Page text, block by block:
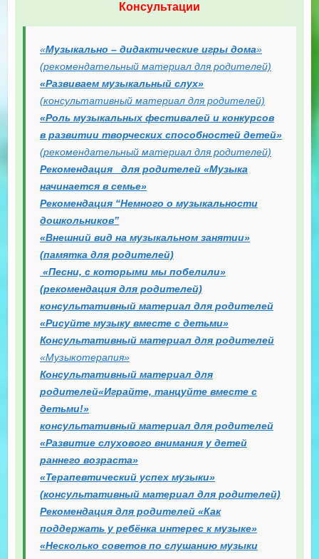
Консультации
«Музыкально – дидактические игры дома»
(рекомендательный материал для родителей)
«Развиваем музыкальный слух»
(консультативный материал для родителей)
«Роль музыкальных фестивалей и конкурсов
в развитии творческих способностей детей»
(рекомендательный материал для родителей)
Рекомендация для родителей «Музыка
начинается в семье»
Рекомендация “Немного о музыкальности
дошкольников”
«Внешний вид на музыкальном занятии»
(памятка для родителей)
«Песни, с которыми мы побелили»
(рекомендация для родителей)
консультативный материал для родителей
«Рисуйте музыку вместе с детьми»
Консультативный материал для родителей
«Музыкотерапия»
Консультативный материал для
родителей«Играйте, танцуйте вместе с
детьми!»
консультативный материал для родителей
«Развитие слухового внимания у детей
раннего возраста»
«Терапевтический успех музыки»
(консультативный материал для родителей)
Рекомендация для родителей «Как
поддержать у ребёнка интерес к музыке»
«Несколько советов по слушанию музыки